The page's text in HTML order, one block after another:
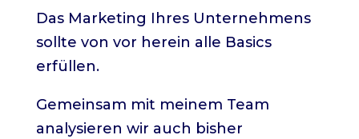
Das Marketing Ihres Unternehmens
sollte von vor herein alle Basics
erfüllen.
Gemeinsam mit meinem Team
analysieren wir auch bisher